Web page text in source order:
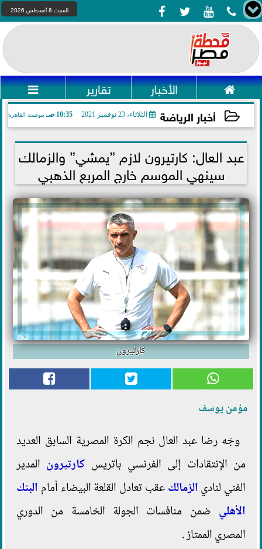
    السبت 8 أغسطس 2026
 الأخبار تقارير 
أخبار الرياضة الثلاثاء، 23 نوفمبر 2021 10:35 صـ بتوقيت القاهرة
2021-11-23 10:35:18
عبد العال: كارتيرون لازم ”يمشي” والزمالك
سينهي الموسم خارج المربع الذهبي
كارتيرون
مؤمن يوسف
وجَه رضا عبد العال نجم الكرة المصرية السابق العديد
من الإنتقادات إلى الفرنسي باتريس كارتيرون المدير
الفني لناديالزمالكعقب تعادل القلعة البيضاء أمام البنك
الأهلي ضمن منافسات الجولة الخامسة من الدوري
المصري الممتاز .